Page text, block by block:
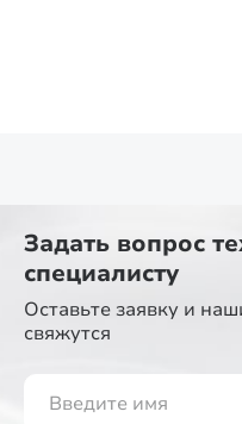
Задать вопрос
специалисту
Оставьте заявку и
свяжутся